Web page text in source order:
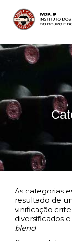
As categorias
resultado de
vinificação
diversificados
blend.